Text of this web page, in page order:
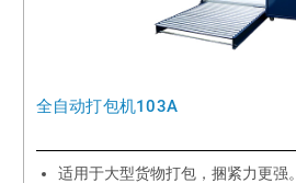
全自动打包机103A
适用于大型货物打包，捆紧力更强。